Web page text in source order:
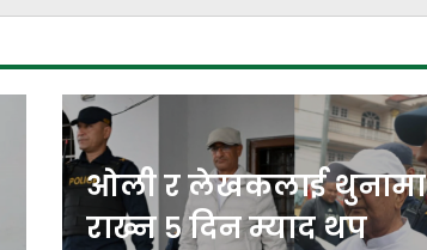
ओली र लेखकलाई थुनामा
राख्न ५ दिन म्याद थप